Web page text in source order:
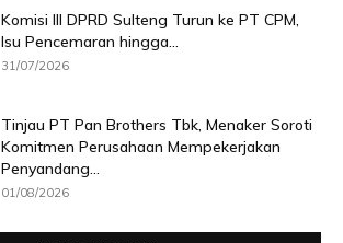
Komisi III DPRD Sulteng Turun ke PT CPM,
Isu Pencemaran hingga...
31/07/2026
Tinjau PT Pan Brothers Tbk, Menaker Soroti
Komitmen Perusahaan Mempekerjakan
Penyandang...
01/08/2026